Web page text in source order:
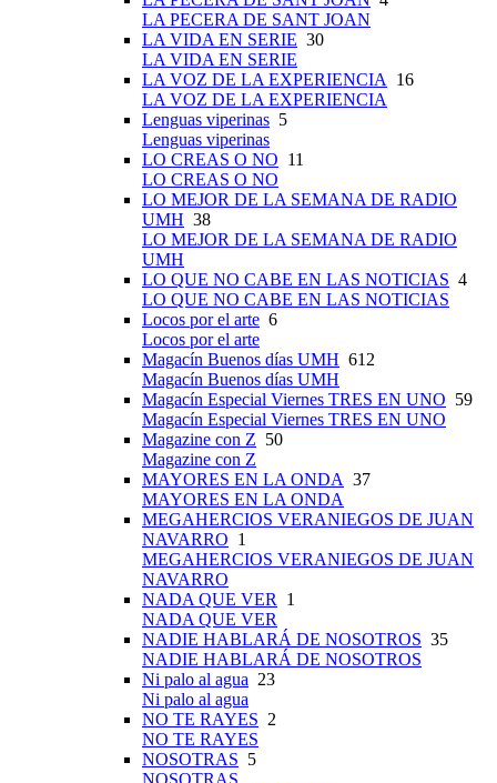
LA PECERA DE SANT JOAN
LA VIDA EN SERIE 30
LA VIDA EN SERIE
LA VOZ DE LA EXPERIENCIA
16
LA VOZ DE LA EXPERIENCIA
Lenguas viperinas 5
Lenguas viperinas
LO CREAS O NO 11
LO CREAS O NO
LO MEJOR DE LA SEMANA DE RADIO
UMH 38
LO MEJOR DE LA SEMANA DE RADIO
UMH
LO QUE NO CABE EN LAS NOTICIAS 4
LO QUE NO CABE EN LAS NOTICIAS
Locos por el arte 6
Locos por el arte
Magacín Buenos días UMH 612
Magacín Buenos días UMH
Magacín Especial Viernes TRES EN UNO 59
Magacín Especial Viernes TRES EN UNO
Magazine con Z 50
Magazine con Z
MAYORES EN LA ONDA 37
MAYORES EN LA ONDA
MEGAHERCIOS VERANIEGOS DE JUAN
NAVARRO 1
MEGAHERCIOS VERANIEGOS DE JUAN
NAVARRO
NADA QUE VER
1
NADA QUE VER
NADIE HABLARÁ DE NOSOTROS 35
NADIE HABLARÁ DE NOSOTROS
Ni palo al agua 23
Ni palo al agua
NO TE RAYES 2
NO TE RAYES
NOSOTRAS 5